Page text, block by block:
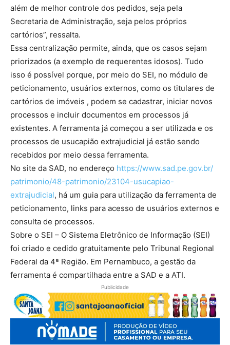
além de melhor controle dos pedidos, seja pela
Secretaria de Administração, seja pelos próprios
cartórios”, ressalta.
Essa centralização permite, ainda, que os casos sejam
priorizados (a exemplo de requerentes idosos). Tudo
isso é possível porque, por meio do SEI, no módulo de
peticionamento, usuários externos, como os titulares de
cartórios de imóveis , podem se cadastrar, iniciar novos
processos e incluir documentos em processos já
existentes. A ferramenta já começou a ser utilizada e os
processos de usucapião extrajudicial já estão sendo
recebidos por meio dessa ferramenta.
No site da SAD, no endereço https://www.sad.pe.gov.br/
patrimonio/48-patrimonio/23104-usucapiao-
extrajudicial, há um guia para utilização da ferramenta de
peticionamento, links para acesso de usuários externos e
consulta de processos.
Sobre o SEI – O Sistema Eletrônico de Informação (SEI)
foi criado e cedido gratuitamente pelo Tribunal Regional
Federal da 4ª Região. Em Pernambuco, a gestão da
ferramenta é compartilhada entre a SAD e a ATI.
Publicidade